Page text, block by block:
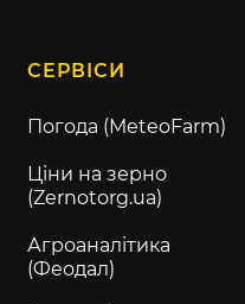
СЕРВІСИ
Погода (MeteoFarm)
Ціни на зерно
(Zernotorg.ua)
Агроаналітика
(Феодал)